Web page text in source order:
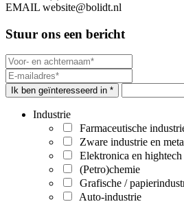
EMAIL website@bolidt.nl
Stuur ons een bericht
Ik ben geïnteresseerd in *
Industrie
Farmaceutische
Zware industrie en
Elektronica en hightech
(Petro)chemie
Grafische /
Auto-industrie